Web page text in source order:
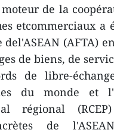
de la
etcommerciaux
del'ASEAN (AFTA)
de biens, de
de libre-
du monde
régional
de